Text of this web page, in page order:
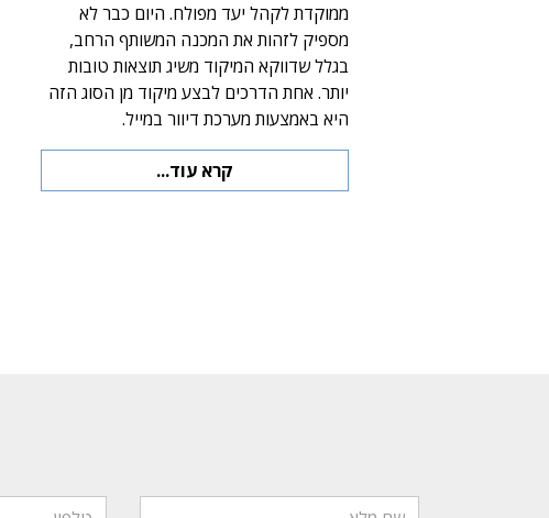
ממוקדת לקהל יעד מפולח. היום כבר לא
מספיק לזהות את המכנה המשותף הרחב,
בגלל שדווקא המיקוד משיג תוצאות טובות
יותר. אחת הדרכים לבצע מיקוד מן הסוג הזה
היא באמצעות מערכת דיוור במייל.
קרא עוד...